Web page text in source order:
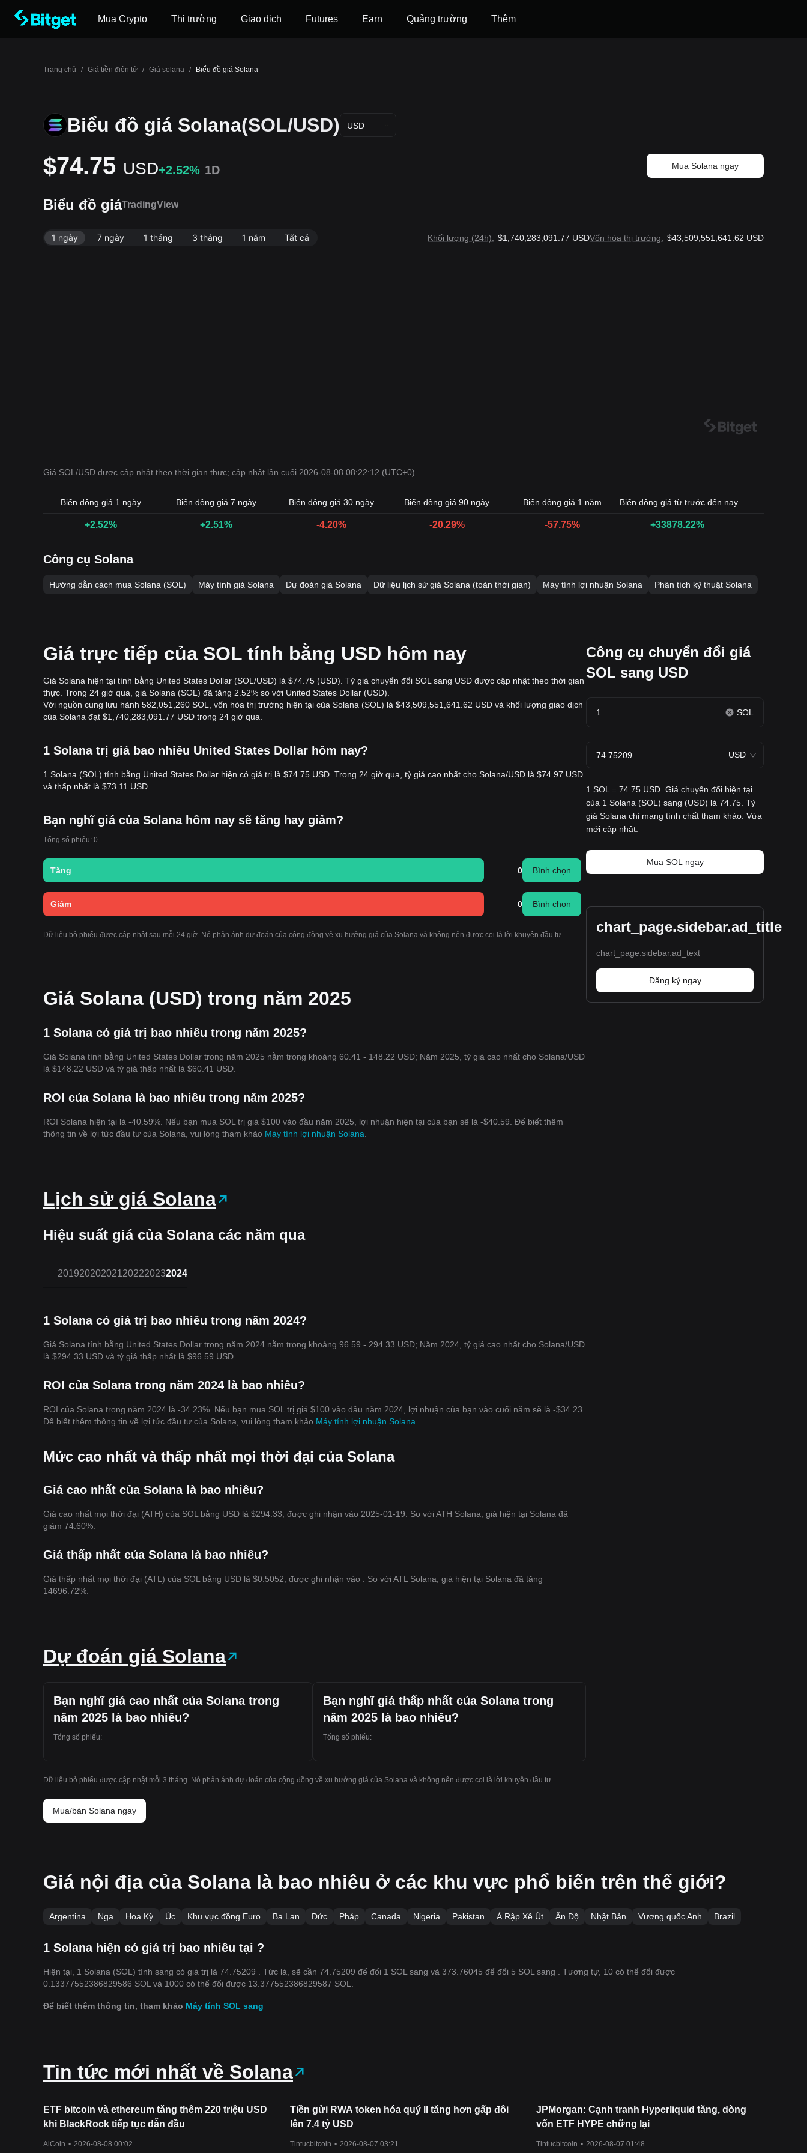
Mua Crypto Thị trường Giao dịch Futures ‌Earn Quảng trường Thêm
Trang chủ / Giá tiền điện tử / Giá solana / Biểu đồ giá Solana
Biểu đồ giá Solana(SOL/USD) USD
$74.75 USD+2.52% 1D Mua Solana ngay
Biểu đồ giáTradingView
1 ngày 7 ngày 1 tháng 3 tháng 1 năm Tất cả Khối lượng (24h): $1,740,283,091.77 USDVốn hóa thị trường: $43,509,551,641.62 USD
Giá SOL/USD được cập nhật theo thời gian thực; cập nhật lần cuối 2026-08-08 08:22:12 (UTC+0)
Biến động giá 1 ngày Biến động giá 7 ngày Biến động giá 30 ngày Biến động giá 90 ngày Biến động giá 1 năm Biến động giá từ trước đến nay
+2.52% +2.51% -4.20% -20.29% -57.75% +33878.22%
Công cụ Solana
Hướng dẫn cách mua Solana (SOL) Máy tính giá Solana Dự đoán giá Solana Dữ liệu lịch sử giá Solana (toàn thời gian) Máy tính lợi nhuận Solana Phân tích kỹ thuật Solana
Giá trực tiếp của SOL tính bằng USD hôm nay
Giá Solana hiện tại tính bằng United States Dollar (SOL/USD) là $74.75 (USD). Tỷ giá chuyển đổi SOL sang USD được cập nhật theo thời gian
thực. Trong 24 giờ qua, giá Solana (SOL) đã tăng 2.52% so với United States Dollar (USD).
Với nguồn cung lưu hành 582,051,260 SOL, vốn hóa thị trường hiện tại của Solana (SOL) là $43,509,551,641.62 USD và khối lượng giao dịch
của Solana đạt $1,740,283,091.77 USD trong 24 giờ qua.
1 Solana trị giá bao nhiêu United States Dollar hôm nay?
1 Solana (SOL) tính bằng United States Dollar hiện có giá trị là $74.75 USD. Trong 24 giờ qua, tỷ giá cao nhất cho Solana/USD là $74.97 USD
và thấp nhất là $73.11 USD.
Bạn nghĩ giá của Solana hôm nay sẽ tăng hay giảm?
Tổng số phiếu: 0
Tăng 0 Bình chọn
Giảm 0 Bình chọn
Dữ liệu bỏ phiếu được cập nhật sau mỗi 24 giờ. Nó phản ánh dự đoán của cộng đồng về xu hướng giá của Solana và không nên được coi là lời khuyên đầu tư.
Giá Solana (USD) trong năm 2025
1 Solana có giá trị bao nhiêu trong năm 2025?
Giá Solana tính bằng United States Dollar trong năm 2025 nằm trong khoảng 60.41 - 148.22 USD; Năm 2025, tỷ giá cao nhất cho Solana/USD
là $148.22 USD và tỷ giá thấp nhất là $60.41 USD.
ROI của Solana là bao nhiêu trong năm 2025?
ROI Solana hiện tại là -40.59%. Nếu bạn mua SOL trị giá $100 vào đầu năm 2025, lợi nhuận hiện tại của bạn sẽ là -$40.59. Để biết thêm
thông tin về lợi tức đầu tư của Solana, vui lòng tham khảo Máy tính lợi nhuận Solana
Lịch sử giá Solana
Hiệu suất giá của Solana các năm qua
201920202021202220232024
1 Solana có giá trị bao nhiêu trong năm 2024?
Giá Solana tính bằng United States Dollar trong năm 2024 nằm trong khoảng 96.59 - 294.33 USD; Năm 2024, tỷ giá cao nhất cho Solana/USD
là $294.33 USD và tỷ giá thấp nhất là $96.59 USD.
ROI của Solana trong năm 2024 là bao nhiêu?
ROI của Solana trong năm 2024 là -34.23%. Nếu bạn mua SOL trị giá $100 vào đầu năm 2024, lợi nhuận của bạn vào cuối năm sẽ là -$34.23.
Để biết thêm thông tin về lợi tức đầu tư của Solana, vui lòng tham khảo Máy tính lợi nhuận Solana
Mức cao nhất và thấp nhất mọi thời đại của Solana
Giá cao nhất của Solana là bao nhiêu?
Giá cao nhất mọi thời đại (ATH) của SOL bằng USD là $294.33, được ghi nhận vào 2025-01-19. So với ATH Solana, giá hiện tại Solana đã
giảm 74.60%.
Giá thấp nhất của Solana là bao nhiêu?
Giá thấp nhất mọi thời đại (ATL) của SOL bằng USD là $0.5052, được ghi nhận vào . So với ATL Solana, giá hiện tại Solana đã tăng
14696.72%.
Dự đoán giá Solana
Bạn nghĩ giá cao nhất của Solana trong
năm 2025 là bao nhiêu?
Tổng số phiếu:
Bạn nghĩ giá thấp nhất của Solana trong
năm 2025 là bao nhiêu?
Tổng số phiếu:
Dữ liệu bỏ phiếu được cập nhật mỗi 3 tháng. Nó phản ánh dự đoán của cộng đồng về xu hướng giá của Solana và không nên được coi là lời khuyên đầu tư.
Mua/bán Solana ngay
Công cụ chuyển đổi giá
SOL sang USD
SOL
USD
1 SOL = 74.75 USD. Giá chuyển đổi hiện tại
của 1 Solana (SOL) sang (USD) là 74.75. Tỷ
giá Solana chỉ mang tính chất tham khảo. Vừa
mới cập nhật.
Mua SOL ngay
chart_page.sidebar.ad_title
chart_page.sidebar.ad_text
Đăng ký ngay
Giá nội địa của Solana là bao nhiêu ở các khu vực phổ biến trên thế giới?
Argentina Nga Hoa Kỳ Úc Khu vực đồng Euro Ba Lan Đức Pháp Canada Nigeria Pakistan Ả Rập Xê Út Ấn Độ Nhật Bản Vương quốc Anh Brazil
1 Solana hiện có giá trị bao nhiêu tại ?
Hiện tại, 1 Solana (SOL) tính sang có giá trị là 74.75209 . Tức là, sẽ cần 74.75209 để đổi 1 SOL sang và 373.76045 để đổi 5 SOL sang . Tương tự, 10 có thể đổi được
0.13377552386829586 SOL và 1000 có thể đổi được 13.377552386829587 SOL.
Để biết thêm thông tin, tham khảo Máy tính SOL sang
Tin tức mới nhất về Solana
ETF bitcoin và ethereum tăng thêm 220 triệu USD
khi BlackRock tiếp tục dẫn đầu
AiCoin • 2026-08-08 00:02
Tiền gửi RWA token hóa quý II tăng hơn gấp đôi
lên 7,4 tỷ USD
Tintucbitcoin • 2026-08-07 03:21
JPMorgan: Cạnh tranh Hyperliquid tăng, dòng
vốn ETF HYPE chững lại
Tintucbitcoin • 2026-08-07 01:48